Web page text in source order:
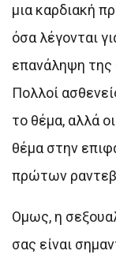
μια καρδιακή
όσα λέγονται
επανάληψη της
Πολλοί
το θέμα, αλλά
θέμα στην
πρώτων
Ομως, η
σας είναι